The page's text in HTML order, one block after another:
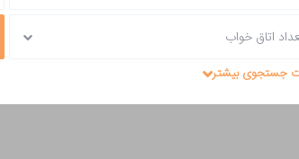
اتاق خواب
جستجوی بیشتر